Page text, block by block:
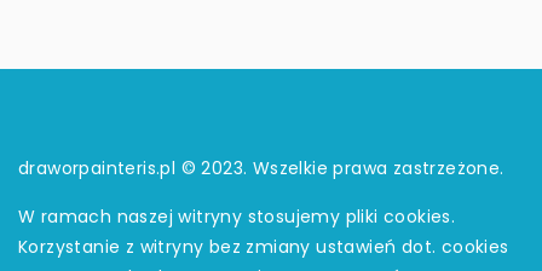
draworpainteris.pl © 2023. Wszelkie prawa zastrzeżone.
W ramach naszej witryny stosujemy pliki cookies.
Korzystanie z witryny bez zmiany ustawień dot. cookies